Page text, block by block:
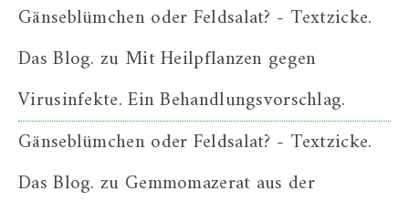
Gänseblümchen oder Feldsalat? - Textzicke.
Das Blog. zu Mit Heilpflanzen gegen
Virusinfekte. Ein Behandlungsvorschlag.
Gänseblümchen oder Feldsalat? - Textzicke.
Das Blog. zu Gemmomazerat aus der